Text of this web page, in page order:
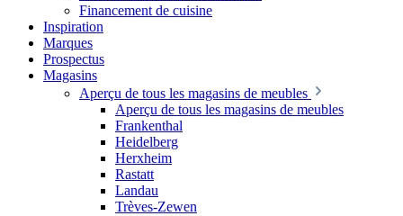
Financement de cuisine
Inspiration
Marques
Prospectus
Magasins
Aperçu de tous les magasins de meubles
Aperçu de tous les magasins de meubles
Frankenthal
Heidelberg
Herxheim
Rastatt
Landau
Trèves-Zewen